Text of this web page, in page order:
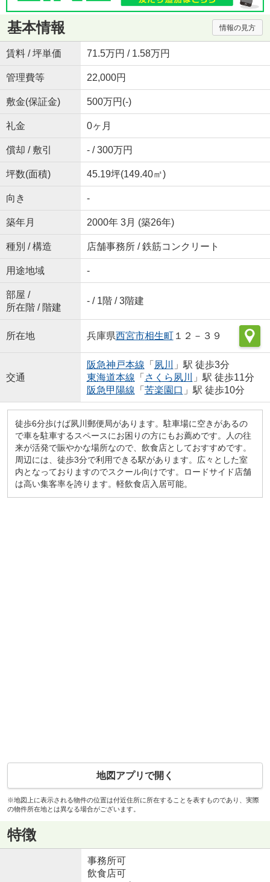
基本情報 情報の見方
賃料 / 坪単価 71.5万円 / 1.58万円
管理費等 22,000円
敷金(保証金) 500万円(-)
礼金 0ヶ月
償却 / 敷引 - / 300万円
坪数(面積) 45.19坪(149.40㎡)
向き -
築年月 2000年 3月 (築26年)
種別 / 構造 店舗事務所 / 鉄筋コンクリート
用途地域 -
部屋 /
所在階 / 階建
- / 1階 / 3階建
所在地 兵庫県西宮市相生町１２－３９
交通
阪急神戸本線 「 夙川
」駅 徒歩3分
東海道本線 「 さくら夙川
」駅 徒歩11分
阪急甲陽線 「 苦楽園口 」駅 徒歩10分
徒歩6分歩けば夙川郵便局があります。駐車場に空きがあるの
で車を駐車するスペースにお困りの方にもお薦めです。人の往
来が活発で賑やかな場所なので、飲食店としておすすめです。
周辺には、徒歩3分で利用できる駅があります。広々とした室
内となっておりますのでスクール向けです。ロードサイド店舗
は高い集客率を誇ります。軽飲食店入居可能。
地図アプリで開く
※地図上に表示される物件の位置は付近住所に所在することを表すものであり、実際
の物件所在地とは異なる場合がございます。
特徴
事務所可
飲食店可